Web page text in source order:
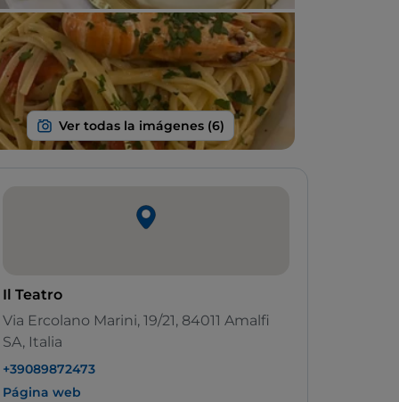
Il Teatro
Via Ercolano Marini, 19/21, 84011 Amalfi
SA, Italia
+39089872473
Página web